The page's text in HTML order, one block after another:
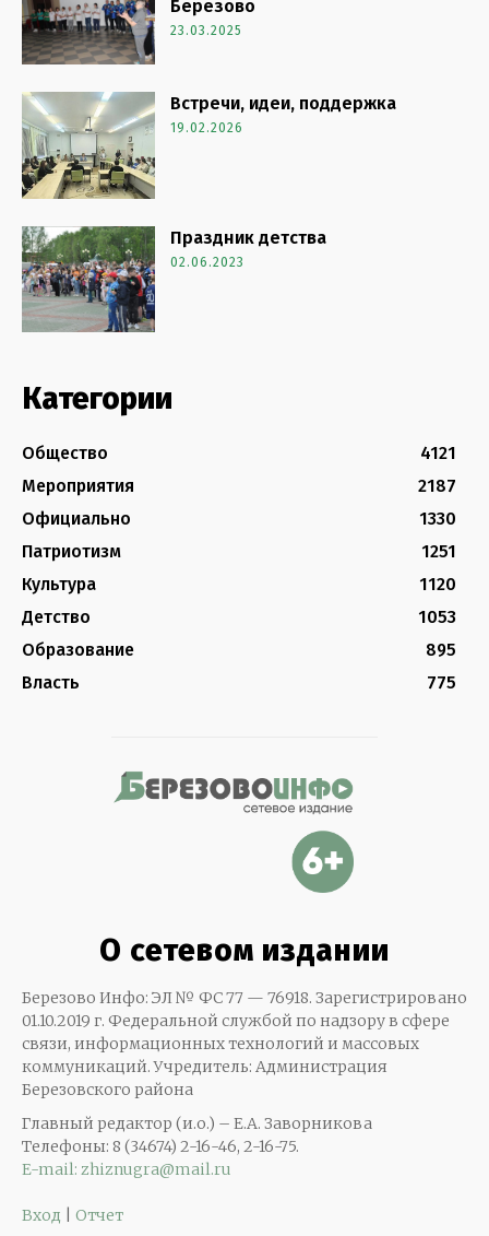
Березово
23.03.2025
Встречи, идеи, поддержка
19.02.2026
Праздник детства
02.06.2023
Категории
Общество
4121
Мероприятия
2187
Официально
1330
Патриотизм
1251
Культура
1120
Детство
1053
Образование
895
Власть
775
О сетевом издании
Березово Инфо: ЭЛ № ФС 77 — 76918. Зарегистрировано
01.10.2019 г. Федеральной службой по надзору в сфере
связи, информационных технологий и массовых
коммуникаций. Учредитель: Администрация
Березовского района
Главный редактор (и.о.) – Е.А. Заворникова
Телефоны: 8 (34674) 2-16-46, 2-16-75.
E-mail: zhiznugra@mail.ru
Вход Отчет